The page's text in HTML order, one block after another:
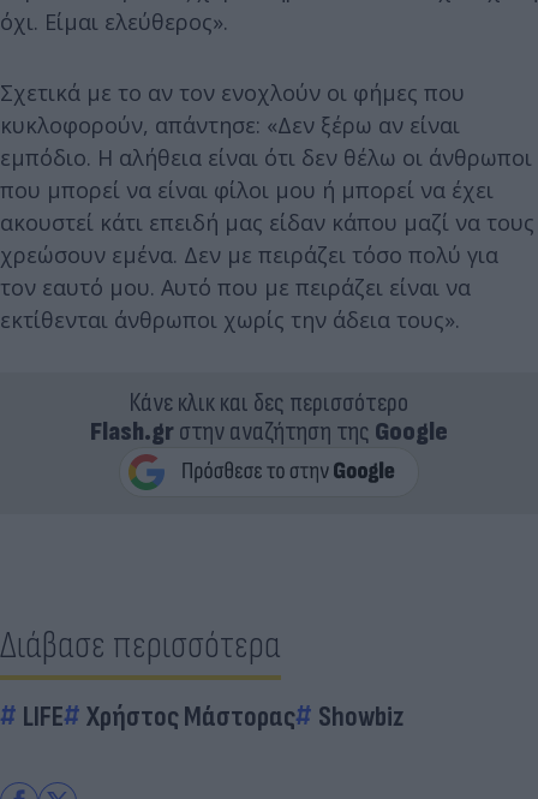
όχι. Είμαι ελεύθερος».
Σχετικά με το αν τον ενοχλούν οι φήμες που
κυκλοφορούν, απάντησε: «Δεν ξέρω αν είναι
εμπόδιο. H αλήθεια είναι ότι δεν θέλω οι άνθρωποι
που μπορεί να είναι φίλοι μου ή μπορεί να έχει
ακουστεί κάτι επειδή μας είδαν κάπου μαζί να τους
χρεώσουν εμένα. Δεν με πειράζει τόσο πολύ για
τον εαυτό μου. Αυτό που με πειράζει είναι να
εκτίθενται άνθρωποι χωρίς την άδεια τους».
Κάνε κλικ και δες περισσότερο
Flash.grστην αναζήτηση της Google
Διάβασε περισσότερα
LIFE Χρήστος Μάστορας Showbiz